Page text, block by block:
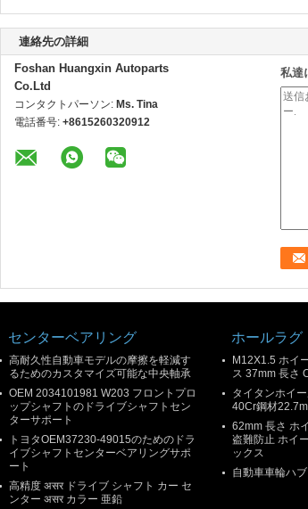
連絡先の詳細
Foshan Huangxin Autoparts
Co.Ltd
コンタクトパーソン: Ms. Tina
電話番号: +8615260320912
私達
センターベアリング
高耐久性自動車モデルの摩擦を軽減す
るためのカスタマイズ可能な中央軸承
OEM 2034101981 W203 フロントプロ
ップシャフトのドライブシャフトセン
ターサポート
トヨタOEM37230-49015のためのドラ
イブシャフトセンターベアリングサポ
ート
高精度 असर ドライブ シャフト カー セ
ンター असर カラー 亜鉛
ホールラグ
M12X1.5 ホイ
ス 37mm 長さ
タイタンホイ
40Cr鋼材
62mm 長さ ホ
盗難防止 ホイ
ックス
自動車車輪ハ